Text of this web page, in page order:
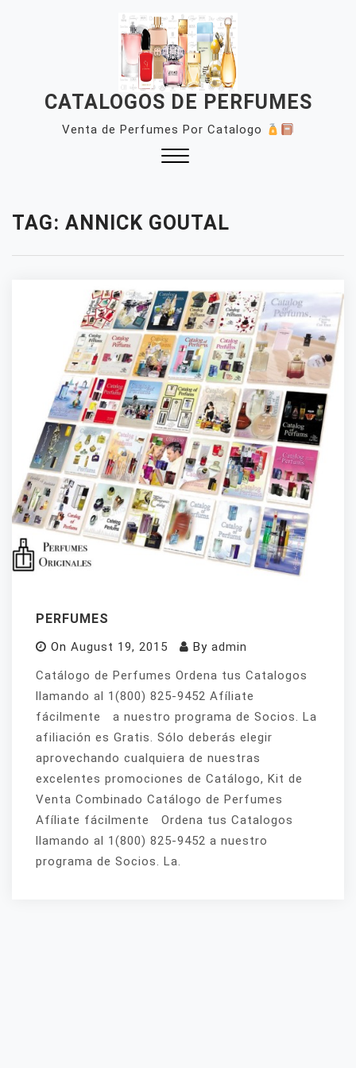
CATALOGOS DE PERFUMES
Venta de Perfumes Por Catalogo
TAG: ANNICK GOUTAL
PERFUMES
On August 19, 2015 By admin
Catálogo de Perfumes Ordena tus Catalogos
llamando al 1(800) 825-9452 Afíliate
fácilmente a nuestro programa de Socios. La
afiliación es Gratis. Sólo deberás elegir
aprovechando cualquiera de nuestras
excelentes promociones de Catálogo, Kit de
Venta Combinado Catálogo de Perfumes
Afíliate fácilmente Ordena tus Catalogos
llamando al 1(800) 825-9452 a nuestro
programa de Socios. La.